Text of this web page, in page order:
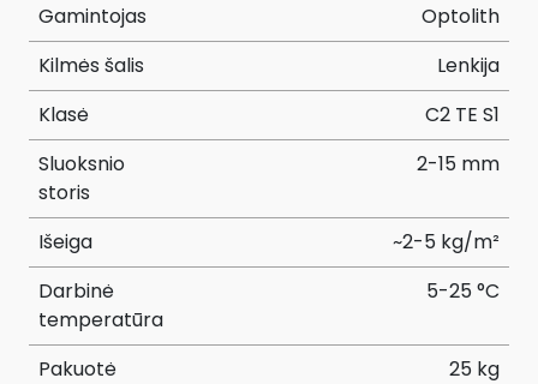
Gamintojas
Optolith
Kilmės šalis
Lenkija
Klasė
C2 TE S1
Sluoksnio
storis
2-15 mm
Išeiga
~2-5 kg/m²
Darbinė
temperatūra
5-25 °C
Pakuotė
25 kg